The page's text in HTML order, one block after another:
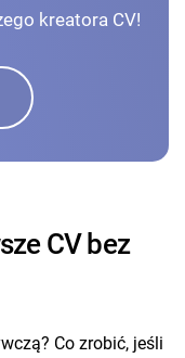
kreatora CV!
CV bez
Co zrobić, jeśli